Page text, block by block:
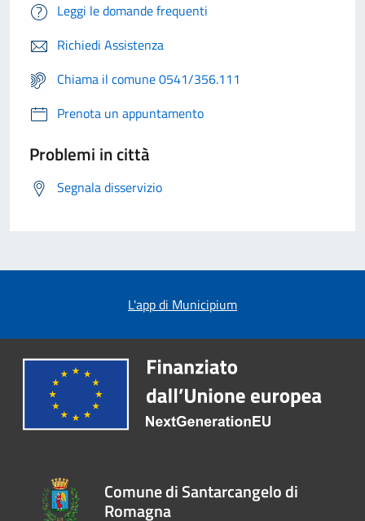
Leggi le domande frequenti
Richiedi Assistenza
Chiama il comune 0541/356.111
Prenota un appuntamento
Problemi in città
Segnala disservizio
L'app di Municipium
Comune di Santarcangelo di
Romagna